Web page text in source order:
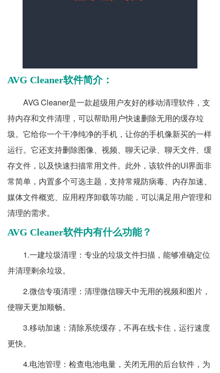
AVG Cleaner软件简介：
AVG Cleaner是一款超级用户友好的移动清理软件，支
持内存和文件清理，可以帮助用户快速删除无用的缓存垃
圾。它给你一个干净纯净的手机，让你的手机像新买的一样
运行。它还支持删除图像、视频、聊天记录、聊天文件、缓
存文件，以及快速扫描常用文件。此外，该软件的UI界面非
常简单，内置多个可选主题，支持常规防病毒、内存加速、
媒体文件概览、应用程序卸载等功能，可以满足用户管理和
清理的需求。
AVG Cleaner软件内有什么功能？
1.一建垃圾清理：专业的垃圾文件扫描，能够准确定位
并清理剩余垃圾。
2.微信专项清理：清理微信聊天中无用的视频和图片，
使聊天更加顺畅。
3.移动加速：清除系统缓存，不再在线卡住，运行速度
更快。
4.电池管理：检查电池电量，关闭无用的后台软件，为